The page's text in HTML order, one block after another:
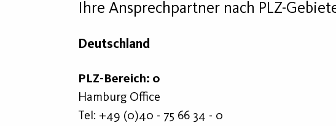
Ihre Ansprechpartner nach PLZ-
Deutschland
PLZ-Bereich: 0
Hamburg Office
Tel: +49 (0)40 - 75 66 34 - 0